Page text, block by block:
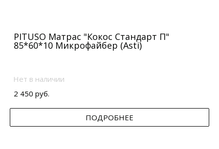
PITUSO Матрас "Кокос Стандарт П"
85*60*10 Микрофайбер (Asti)
Нет в наличии
2 450 руб.
ПОДРОБНЕЕ